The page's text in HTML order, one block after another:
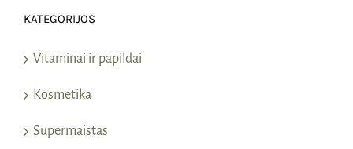
KATEGORIJOS
Vitaminai ir papildai
Kosmetika
Supermaistas